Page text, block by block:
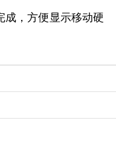
成，方便显示移动硬